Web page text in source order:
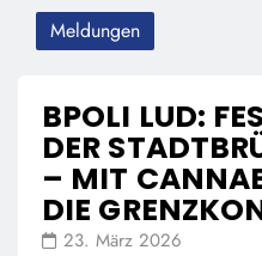
Meldungen
BPOLI LUD:
DER
– MIT
DIE
23. März 2026